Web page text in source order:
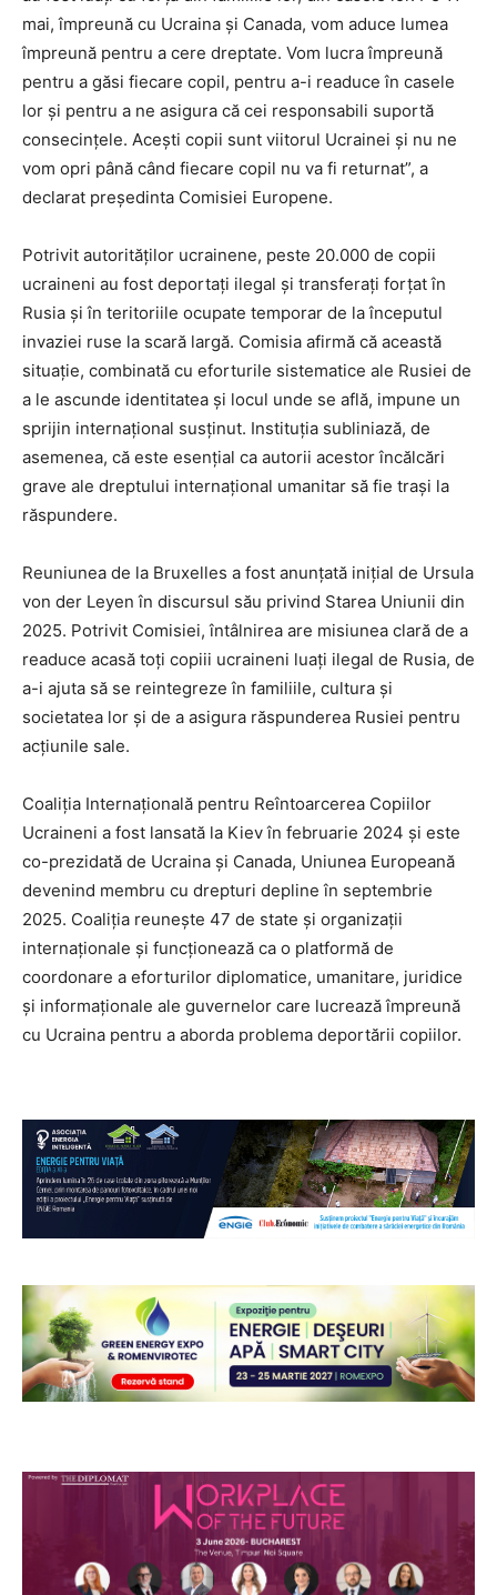
mai, împreună cu Ucraina și Canada, vom aduce lumea
împreună pentru a cere dreptate. Vom lucra împreună
pentru a găsi fiecare copil, pentru a-i readuce în casele
lor și pentru a ne asigura că cei responsabili suportă
consecințele. Acești copii sunt viitorul Ucrainei și nu ne
vom opri până când fiecare copil nu va fi returnat”, a
declarat președinta Comisiei Europene.
Potrivit autorităților ucrainene, peste 20.000 de copii
ucraineni au fost deportați ilegal și transferați forțat în
Rusia și în teritoriile ocupate temporar de la începutul
invaziei ruse la scară largă. Comisia afirmă că această
situație, combinată cu eforturile sistematice ale Rusiei de
a le ascunde identitatea și locul unde se află, impune un
sprijin internațional susținut. Instituția subliniază, de
asemenea, că este esențial ca autorii acestor încălcări
grave ale dreptului internațional umanitar să fie trași la
răspundere.
Reuniunea de la Bruxelles a fost anunțată inițial de Ursula
von der Leyen în discursul său privind Starea Uniunii din
2025. Potrivit Comisiei, întâlnirea are misiunea clară de a
readuce acasă toți copiii ucraineni luați ilegal de Rusia, de
a-i ajuta să se reintegreze în familiile, cultura și
societatea lor și de a asigura răspunderea Rusiei pentru
acțiunile sale.
Coaliția Internațională pentru Reîntoarcerea Copiilor
Ucraineni a fost lansată la Kiev în februarie 2024 și este
co-prezidată de Ucraina și Canada, Uniunea Europeană
devenind membru cu drepturi depline în septembrie
2025. Coaliția reunește 47 de state și organizații
internaționale și funcționează ca o platformă de
coordonare a eforturilor diplomatice, umanitare, juridice
și informaționale ale guvernelor care lucrează împreună
cu Ucraina pentru a aborda problema deportării copiilor.